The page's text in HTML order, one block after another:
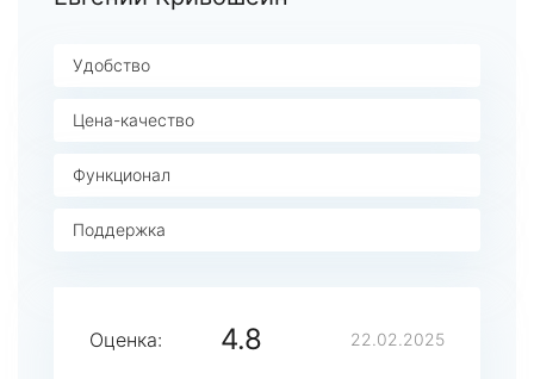
Удобство
Цена-качество
Функционал
Поддержка
Оценка: 4.8 22.02.2025